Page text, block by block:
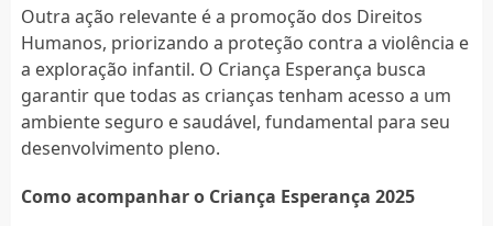
Outra ação relevante é a promoção dos Direitos
Humanos, priorizando a proteção contra a violência e
a exploração infantil. O Criança Esperança busca
garantir que todas as crianças tenham acesso a um
ambiente seguro e saudável, fundamental para seu
desenvolvimento pleno.
Como acompanhar o Criança Esperança 2025